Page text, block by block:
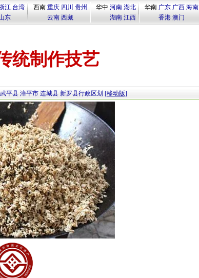
江 台湾
东
西南 重庆 四川 贵州
云南 西藏
华中 河南 湖北
湖南 江西
华南 广东 广西 海南
香港 澳门
统制作技艺
武平县 漳平市 连城县 新罗县行政区划 [移动版]